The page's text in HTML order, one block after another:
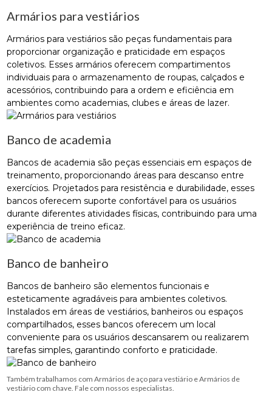
Armários para vestiários
Armários para vestiários são peças fundamentais para
proporcionar organização e praticidade em espaços
coletivos. Esses armários oferecem compartimentos
individuais para o armazenamento de roupas, calçados e
acessórios, contribuindo para a ordem e eficiência em
ambientes como academias, clubes e áreas de lazer.
Banco de academia
Bancos de academia são peças essenciais em espaços de
treinamento, proporcionando áreas para descanso entre
exercícios. Projetados para resistência e durabilidade, esses
bancos oferecem suporte confortável para os usuários
durante diferentes atividades físicas, contribuindo para uma
experiência de treino eficaz.
Banco de banheiro
Bancos de banheiro são elementos funcionais e
esteticamente agradáveis ​​para ambientes coletivos.
Instalados em áreas de vestiários, banheiros ou espaços
compartilhados, esses bancos oferecem um local
conveniente para os usuários descansarem ou realizarem
tarefas simples, garantindo conforto e praticidade.
Também trabalhamos com Armários de aço para vestiário e Armários de
vestiário com chave. Fale com nossos especialistas.